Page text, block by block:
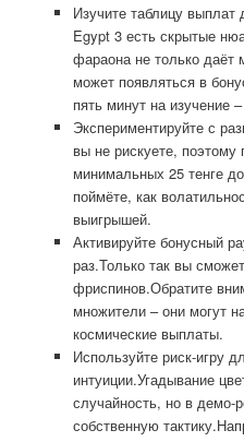
Изучите таблицу
Egypt 3 есть скрытые
фараона не только
может появляться в
пять минут на изучение
Экспериментируйте с
вы не рискуете, поэтому
минимальных 25 тенге
поймёте, как
выигрышей.
Активируйте бонусный
раз.Только так вы
фриспинов.Обратите
множители – они могут
космические выплаты.
Используйте риск-игру
интуиции.Угадывание
случайность, но в
собственную